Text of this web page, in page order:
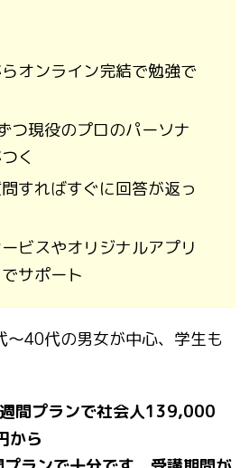
オンライン完結で勉強で
つ現役のプロのパーソナ
く
すればすぐに回答が返っ
ビスやオリジナルアプリ
サポート
～40代の男女が中心、学生も
間プランで社会人139,000
から